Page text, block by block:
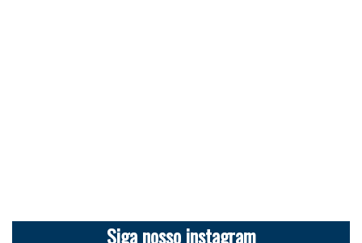
Siga nosso instagram